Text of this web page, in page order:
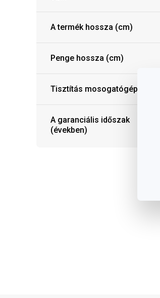
A termék hossza (cm)
Penge hossza (cm)
Tisztítás mosogatógépben
A garanciális időszak
(években)